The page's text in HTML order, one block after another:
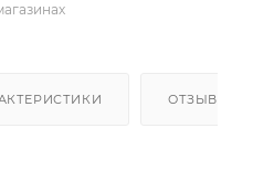
ОТЗЫВЫ